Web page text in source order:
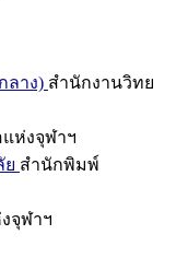
ลาง) สำนักงานวิทย
ห่งจุฬาฯ
ย สำนักพิมพ์
จุฬาฯ